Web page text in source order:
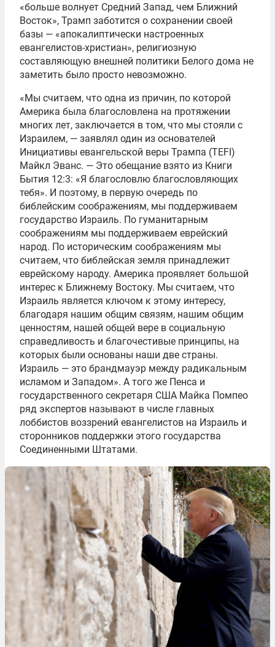
«больше волнует Средний Запад, чем Ближний
Восток», Трамп заботится о сохранении своей
базы — «апокалиптически настроенных
евангелистов-христиан», религиозную
составляющую внешней политики Белого дома не
заметить было просто невозможно.
«Мы считаем, что одна из причин, по которой
Америка была благословлена на протяжении
многих лет, заключается в том, что мы стояли с
Израилем, — заявлял один из основателей
Инициативы евангельской веры Трампа (TEFI)
Майкл Эванс. — Это обещание взято из Книги
Бытия 12:3: «Я благословлю благословляющих
тебя». И поэтому, в первую очередь по
библейским соображениям, мы поддерживаем
государство Израиль. По гуманитарным
соображениям мы поддерживаем еврейский
народ. По историческим соображениям мы
считаем, что библейская земля принадлежит
еврейскому народу. Америка проявляет большой
интерес к Ближнему Востоку. Мы считаем, что
Израиль является ключом к этому интересу,
благодаря нашим общим связям, нашим общим
ценностям, нашей общей вере в социальную
справедливость и благочестивые принципы, на
которых были основаны наши две страны.
Израиль — это брандмауэр между радикальным
исламом и Западом». А того же Пенса и
государственного секретаря США Майка Помпео
ряд экспертов называют в числе главных
лоббистов воззрений евангелистов на Израиль и
сторонников поддержки этого государства
Соединенными Штатами.